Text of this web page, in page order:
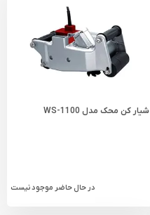
شیار کن محک مدل WS-1100
در حال حاضر موجود نیست